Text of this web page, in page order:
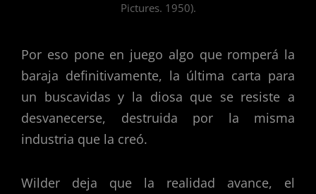
Pictures. 1950).
Por eso pone en juego algo que romperá la
baraja definitivamente, la última carta para
un buscavidas y la diosa que se resiste a
desvanecerse, destruida por la misma
industria que la creó.
Wilder deja que la realidad avance, el